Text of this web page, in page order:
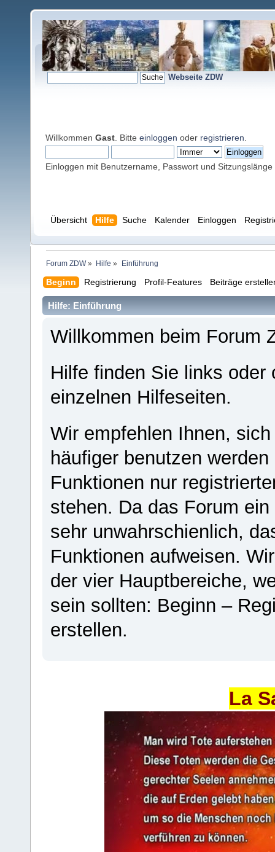
Webseite ZDW
Willkommen Gast . Bitte einloggen oder registrieren
Einloggen mit Benutzername, Passwort und Sitzungslänge
Übersicht Hilfe Suche Kalender Einloggen
Forum ZDW» Hilfe » Einführung
Beginn Registrierung Profil-Features Beiträge
Hilfe: Einführung
Willkommen beim Forum
Hilfe finden Sie links
einzelnen Hilfeseiten.
Wir empfehlen Ihnen,
häufiger benutzen
Funktionen nur
stehen. Da das Forum
sehr unwahrschienlich,
Funktionen aufweisen.
der vier Hauptbereiche,
sein sollten: Beginn –
erstellen.
La